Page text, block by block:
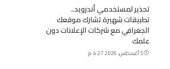
تحذير لمستخدمي أندرويد..
تطبيقات شهيرة تشارك موقعك
الجغرافي مع شركات الإعلانات دون
علمك
5 أغسطس، 2026 4:27 م